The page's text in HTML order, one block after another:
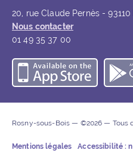
20, rue Claude Pernès -
Nous contacter
01 49 35 37 00
Rosny-sous-Bois — ©2026 — Tous
Mentions légales Accessibilité :